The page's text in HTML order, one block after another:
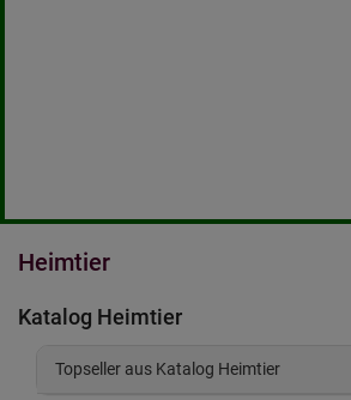
Heimtier
Katalog Heimtier
Topseller aus Katalog Heimtier